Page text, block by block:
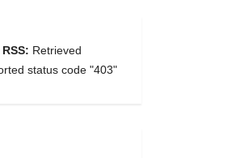
Retrieved
status code "403"